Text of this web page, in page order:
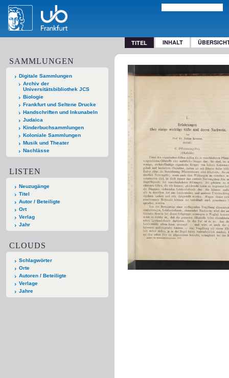
TITEL INHALT
SAMMLUNGEN
Digitale Sammlungen
Archiv der
Universitätsbibliothek JCS
Biologie
Frankfurt und Seltene Drucke
Handschriften und Inkunabeln
Judaica
Kinderbuchsammlungen
Koloniale Sammlungen
Musik und Theater
Nachlässe
LISTEN
Neuzugänge
Titel
Autor / Beteiligte
Ort
Verlag
Jahr
CLOUDS
Schlagwörter
Orte
Autoren / Beteiligte
Verlage
Jahre